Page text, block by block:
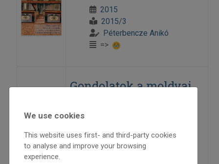
2015
2015/3
Péterbencze Anikó
=>
Gondolatok a moldvai
hallatán
Szájka Rózsa Balladaéneklő
We use cookies
This website uses first- and third-party cookies
to analyse and improve your browsing
experience.